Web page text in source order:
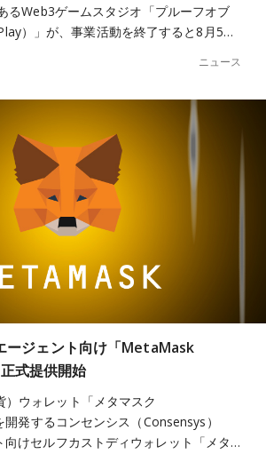
るWeb3ゲームスタジオ「プルーフオブ
）」が、事業活動を終了すると8月5…
ニュース
ージェント向け「MetaMask
式提供開始
）ウォレット「メタマスク
開発するコンセンシス（Consensys）
向けセルフカストディウォレット「メタ…